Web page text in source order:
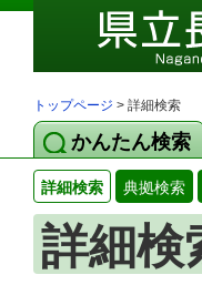
トップページ > 詳細検索
かんたん検索
詳細検索 典拠検索
詳細検